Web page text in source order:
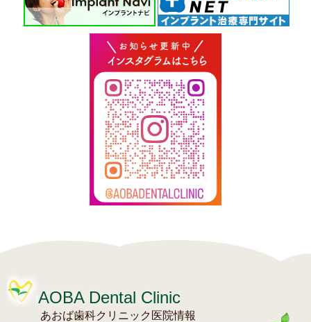
AOBA Dental Clinic
あおば歯科クリニック医院情報